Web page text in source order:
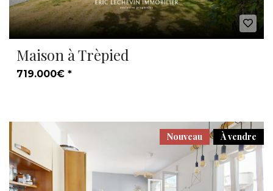
Maison à Trèpied
719.000€ *
À vendre
Nouveau